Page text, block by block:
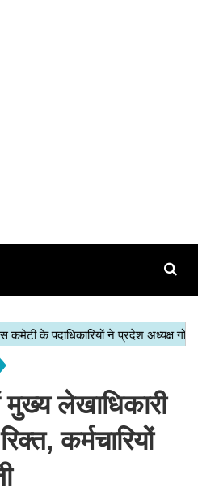
लेखाधिकारी
कर्मचारियों